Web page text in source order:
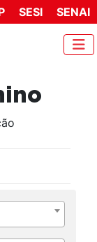
SESI SENAI